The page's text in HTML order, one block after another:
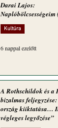
Darai Lajos:
Naplóbölcsességeim
Kultúra
6 nappal ezelőtt
A Rothschildok és a
bizalmas
ország kiiktatása…
végleges legyőzése”